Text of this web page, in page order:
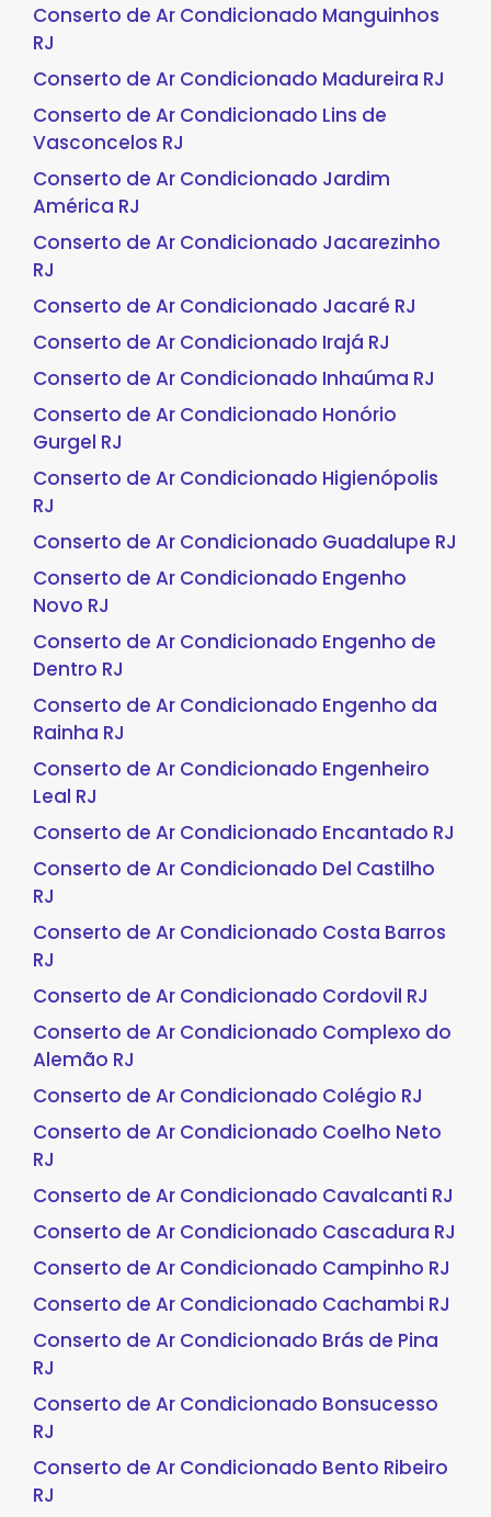
Conserto de Ar Condicionado Manguinhos
RJ
Conserto de Ar Condicionado Madureira RJ
Conserto de Ar Condicionado Lins de
Vasconcelos RJ
Conserto de Ar Condicionado Jardim
América RJ
Conserto de Ar Condicionado Jacarezinho
RJ
Conserto de Ar Condicionado Jacaré RJ
Conserto de Ar Condicionado Irajá RJ
Conserto de Ar Condicionado Inhaúma RJ
Conserto de Ar Condicionado Honório
Gurgel RJ
Conserto de Ar Condicionado Higienópolis
RJ
Conserto de Ar Condicionado Guadalupe RJ
Conserto de Ar Condicionado Engenho
Novo RJ
Conserto de Ar Condicionado Engenho de
Dentro RJ
Conserto de Ar Condicionado Engenho da
Rainha RJ
Conserto de Ar Condicionado Engenheiro
Leal RJ
Conserto de Ar Condicionado Encantado RJ
Conserto de Ar Condicionado Del Castilho
RJ
Conserto de Ar Condicionado Costa Barros
RJ
Conserto de Ar Condicionado Cordovil RJ
Conserto de Ar Condicionado Complexo do
Alemão RJ
Conserto de Ar Condicionado Colégio RJ
Conserto de Ar Condicionado Coelho Neto
RJ
Conserto de Ar Condicionado Cavalcanti RJ
Conserto de Ar Condicionado Cascadura RJ
Conserto de Ar Condicionado Campinho RJ
Conserto de Ar Condicionado Cachambi RJ
Conserto de Ar Condicionado Brás de Pina
RJ
Conserto de Ar Condicionado Bonsucesso
RJ
Conserto de Ar Condicionado Bento Ribeiro
RJ